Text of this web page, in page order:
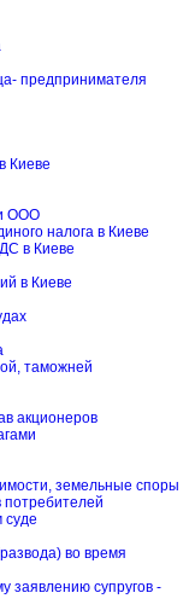
предпринимателя
Киеве
ООО
налога в Киеве
в Киеве
в Киеве
таможней
акционеров
земельные споры
суде
во время
заявлению супругов -